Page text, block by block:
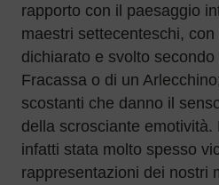
rapporto con il paesaggio
maestri settecenteschi,
dichiarato e svolto
Fracassa o di un
scostanti che danno il
della scrosciante emotività.
infatti stata molto spesso
rappresentazioni dei nostri